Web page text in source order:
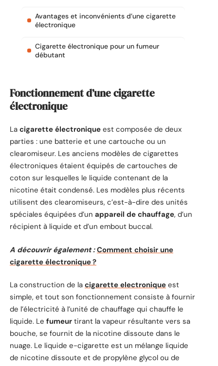
Avantages et inconvénients d’une cigarette
électronique
Cigarette électronique pour un fumeur
débutant
Fonctionnement d’une cigarette
électronique
La cigarette électronique est composée de deux
parties : une batterie et une cartouche ou un
clearomiseur. Les anciens modèles de cigarettes
électroniques étaient équipés de cartouches de
coton sur lesquelles le liquide contenant de la
nicotine était condensé. Les modèles plus récents
utilisent des clearomiseurs, c’est-à-dire des unités
spéciales équipées d’un appareil de chauffage, d’un
récipient à liquide et d’un embout buccal.
A découvrir également : Comment choisir une
cigarette électronique ?
La construction de la cigarette electronique est
simple, et tout son fonctionnement consiste à fournir
de l’électricité à l’unité de chauffage qui chauffe le
liquide. Le fumeur tirant la vapeur résultante vers sa
bouche, se fournit de la nicotine dissoute dans le
nuage. Le liquide e-cigarette est un mélange liquide
de nicotine dissoute et de propylène glycol ou de